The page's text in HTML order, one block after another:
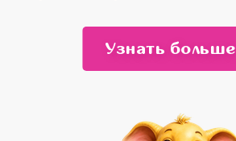
Узнать больше